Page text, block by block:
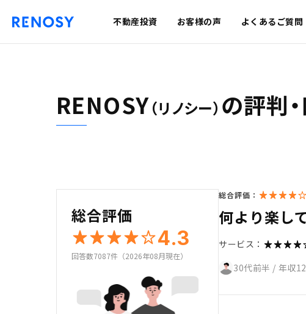
不動産投資 お客様の声 よくあるご質問
RENOSY（リノシー） の評判
総合評価
4.3
回答数7087件（2026年08月現在）
総合評価：
何より楽し
サービス：
30代前半 / 年収